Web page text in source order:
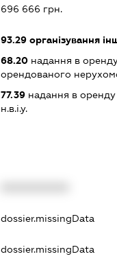
696 666 грн.
93.29 організування
68.20 надання в
орендованого
77.39 надання в оренду
н.в.і.у.
dossier.missingData
dossier.missingData